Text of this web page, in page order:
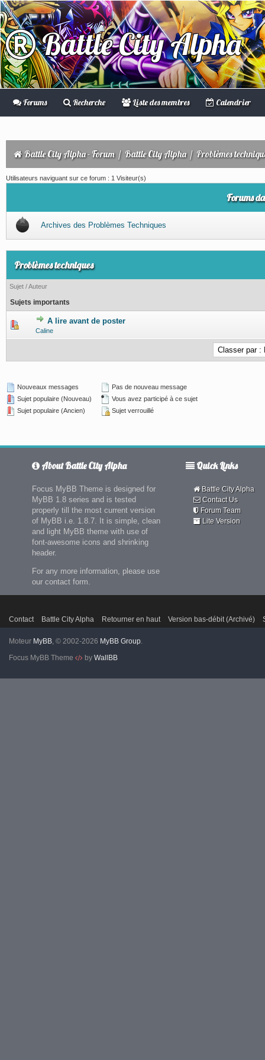
Battle City Alpha
Forums Recherche Liste des membres Calendrier
Battle City Alpha - Forum/ Battle City Alpha / Problèmes
Utilisateurs naviguant sur ce forum : 1 Visiteur(s)
Forums
Archives des Problèmes Techniques
Problèmes techniques
Sujet /Auteur
Sujets importants
A lire avant de poster
Caline
0 Votes - 0 sur 5 en moyenne
Nouveaux messages
Sujet populaire (Nouveau)
Sujet populaire (Ancien)
Pas de nouveau message
Vous avez participé à ce sujet
Sujet verrouillé
About Battle City Alpha
Focus MyBB Theme is designed for
MyBB 1.8 series and is tested
properly till the most current version
of MyBB i.e. 1.8.7. It is simple, clean
and light MyBB theme with use of
font-awesome icons and shrinking
header.
For any more information, please use
our contact form.
Quick Links
Battle City Alpha
Contact Us
Forum Team
Lite Version
Contact Battle City Alpha Retourner en haut Version bas-débit (Archivé)
Moteur MyBB, © 2002-2026 MyBB Group.
Focus MyBB Theme
by WallBB